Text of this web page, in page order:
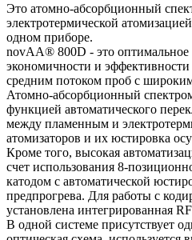
Это атомно-абсорбционный
электротермической
одном приборе.
novAA® 800D - это оптимальное
экономичности и
средним потоком проб с
Атомно-абсорбционный
функцией автоматического
между пламенным и
атомизаторов и их юстировка
Кроме того, высокая
счет использования 8-
катодом с автоматической
предпрогрева. Для работы с
установлена интегрированная
В одной системе присутствует